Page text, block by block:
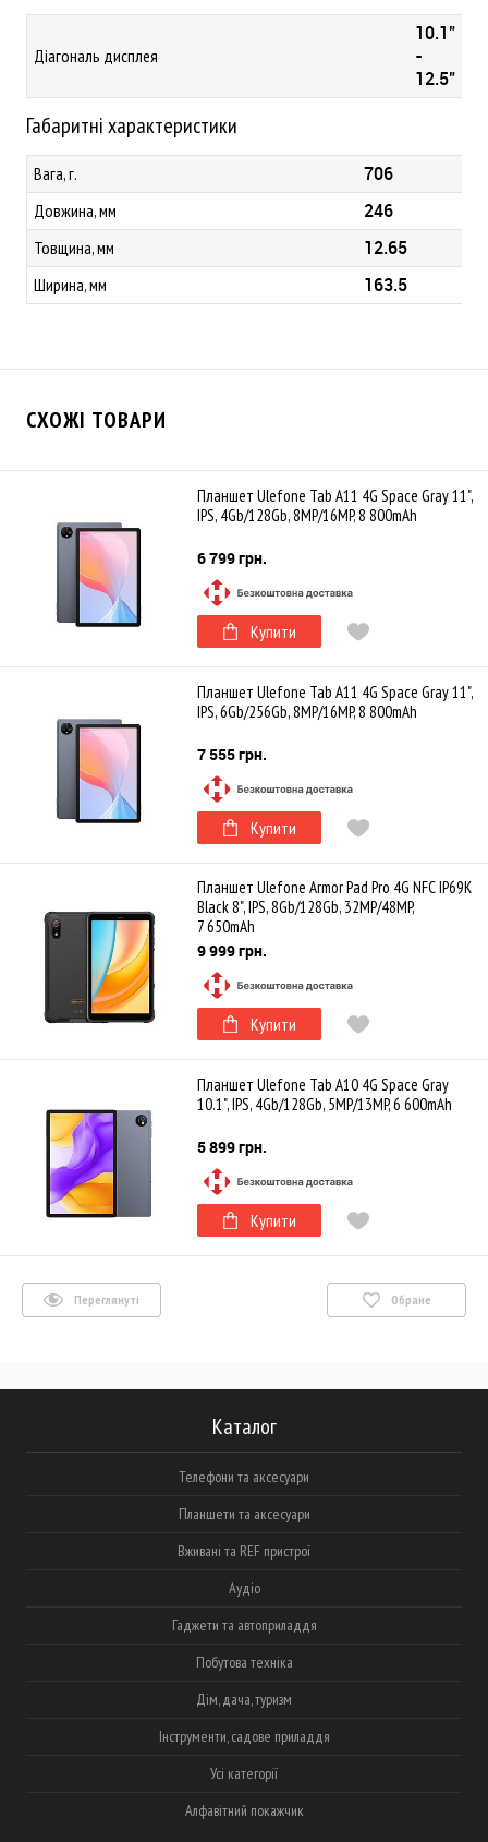
Діагональ дисплея
10.1"
-
12.5"
Габаритні характеристики
Вага, г. 706
Довжина, мм 246
Товщина, мм 12.65
Ширина, мм 163.5
СХОЖІ ТОВАРИ
Планшет Ulefone Tab A11 4G Space Gray 11",
IPS, 4Gb/128Gb, 8MP/16MP, 8 800mAh
6 799 грн.
Купити
Планшет Ulefone Tab A11 4G Space Gray 11",
IPS, 6Gb/256Gb, 8MP/16MP, 8 800mAh
7 555 грн.
Купити
Планшет Ulefone Armor Pad Pro 4G NFC IP69K
Black 8", IPS, 8Gb/128Gb, 32MP/48MP,
7 650mAh
9 999 грн.
Купити
Планшет Ulefone Tab A10 4G Space Gray
10.1", IPS, 4Gb/128Gb, 5MP/13MP, 6 600mAh
5 899 грн.
Купити
Переглянуті Обране
Каталог
Телефони та аксесуари
Планшети та аксесуари
Вживані та REF пристрої
Аудіо
Гаджети та автоприладдя
Побутова техніка
Дім, дача, туризм
Інструменти, садове приладдя
Усі категорії
Алфавітний покажчик